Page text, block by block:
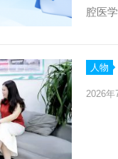
腔医
人物
2026年